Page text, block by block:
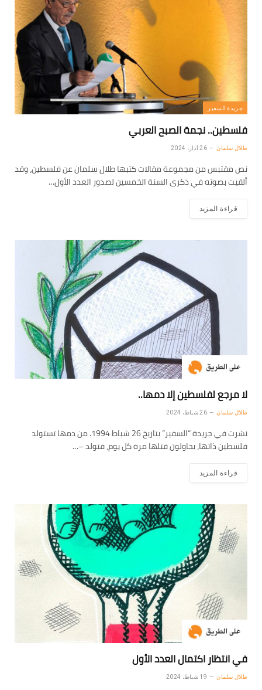
جريدة السفير
فلسطين.. نجمة الصبح العربي
طلال سلمان 26 آذار، 2024
نص مقتبس من مجموعة مقالات كتبها طلال سلمان عن فلسطين، وقد
ألقيت بصوته في ذكرى السنة الخمسين لصدور العدد الأول…
قراءة المزيد
لا مرجع لفلسطين إلا دمها..
طلال سلمان 26 شباط، 2024
نشرت في جريدة “السفير” بتاريخ 26 شباط 1994. من دمها تستولد
فلسطين ذاتها، يحاولون قتلها مرة كل يوم، فتولد –…
قراءة المزيد
في انتظار اكتمال العدد الأول
طلال سلمان 19 شباط، 2024